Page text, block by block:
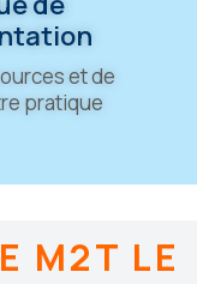
et de
pratique
M2T LE